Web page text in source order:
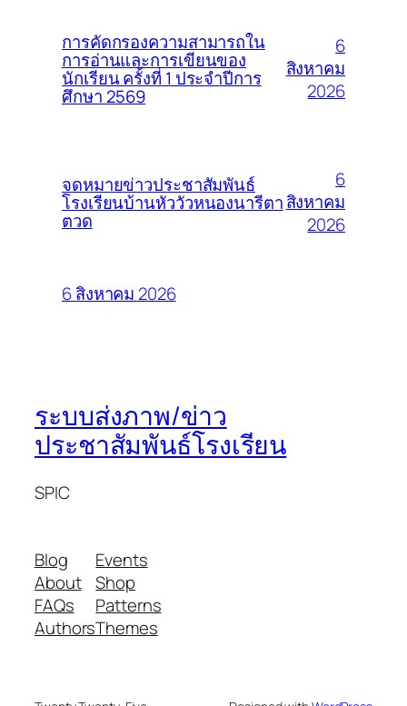
การคัดกรองความสามารถใน
การอ่านและการเขียนของ
นักเรียน ครั้งที่ 1 ประจำปีการ
ศึกษา 2569
6
สิงหาคม
2026
จดหมายข่าวประชาสัมพันธ์
โรงเรียนบ้านหัววัวหนองนารีตา
ตวด
6
สิงหาคม
2026
6 สิงหาคม 2026
ระบบส่งภาพ/ข่าว
ประชาสัมพันธ์โรงเรียน
SPIC
Blog
About
FAQs
Authors
Events
Shop
Patterns
Themes